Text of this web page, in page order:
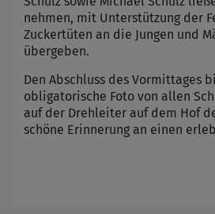
nehmen, mit Unterstützung der
Zuckertüten an die Jungen und
übergeben.
Den Abschluss des Vormittages
obligatorische Foto von allen
auf der Drehleiter auf dem Hof
schöne Erinnerung an einen